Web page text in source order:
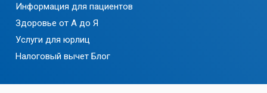
Информация для пациентов
Здоровье от А до Я
Услуги для юрлиц
Налоговый вычет Блог